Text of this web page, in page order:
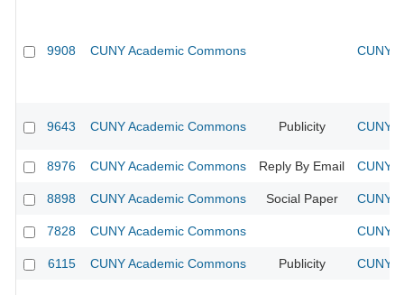
9908 CUNY Academic Commons CUNY
9643 CUNY Academic Commons Publicity CUNY
8976 CUNY Academic Commons Reply By Email CUNY
8898 CUNY Academic Commons Social Paper CUNY
7828 CUNY Academic Commons CUNY
6115 CUNY Academic Commons Publicity CUNY